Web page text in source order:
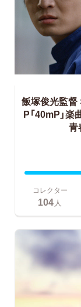
飯塚俊光監督
P「40mP」
青
コレクター
104人